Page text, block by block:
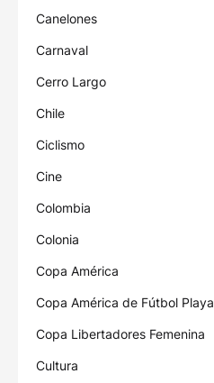
Canelones
Carnaval
Cerro Largo
Chile
Ciclismo
Cine
Colombia
Colonia
Copa América
Copa América de Fútbol Playa
Copa Libertadores Femenina
Cultura